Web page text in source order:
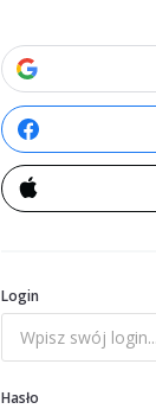
Login
Hasło